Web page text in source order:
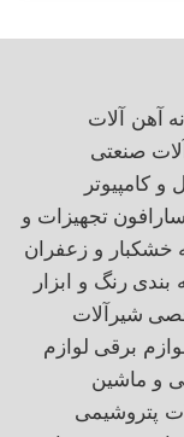
آهن آلات
صنعتی
کامپیوتر
تجهیزات و
خشکبار و زعفران
بندی رنگ و ابزار
شیرآلات
برقی لوازم
و ماشین
پتروشیمی